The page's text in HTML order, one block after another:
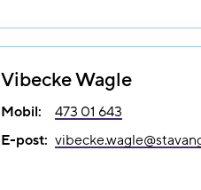
Vibecke Wagle
Mobil:
473 01 643
E-post: